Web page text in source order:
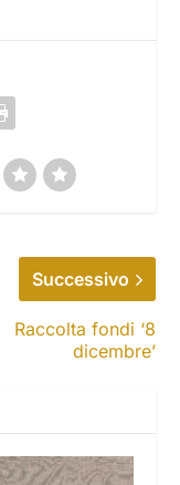
Successivo
Raccolta fondi ‘8
dicembre’